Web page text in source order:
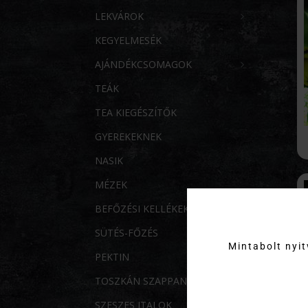
LEKVÁROK
KEGYELMESÉK
AJÁNDÉKCSOMAGOK
TEÁK
TEA KIEGÉSZÍTŐK
GYEREKEKNEK
NASIK
MÉZEK
BEFŐZÉSI KELLÉKEK
SÜTÉS-FŐZÉS
PEKTIN
TOSZKÁN SZAPPANOK
SZESZES ITALOK
Mintabolt